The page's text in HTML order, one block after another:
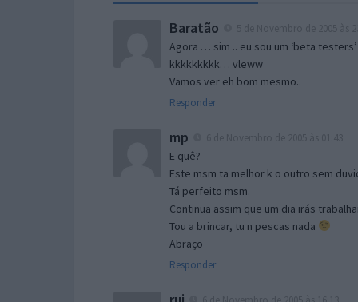
Baratão
Agora … sim .. eu sou um ‘beta testers’
kkkkkkkkk… vleww
Vamos ver eh bom mesmo..
Responder
mp
E quê?
Este msm ta melhor k o outro sem
Tá perfeito msm.
Continua assim que um dia irás
Tou a brincar, tu n pescas nada
Abraço
Responder